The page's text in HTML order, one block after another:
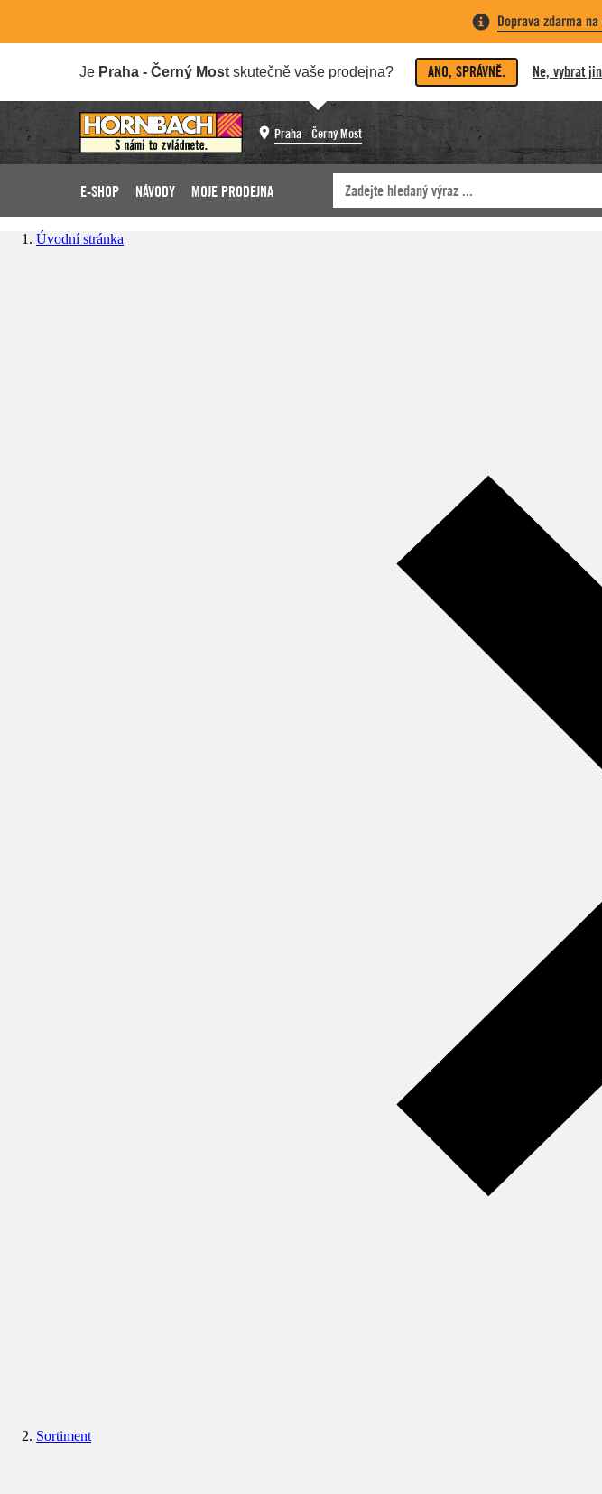
Doprava zdarma
Je Praha - Černý Most skutečně vaše prodejna? ANO, SPRÁVNĚ. Ne, vybrat
Praha - Černý Most
E-SHOP NÁVODY MOJE PRODEJNA
Úvodní stránka
Sortiment